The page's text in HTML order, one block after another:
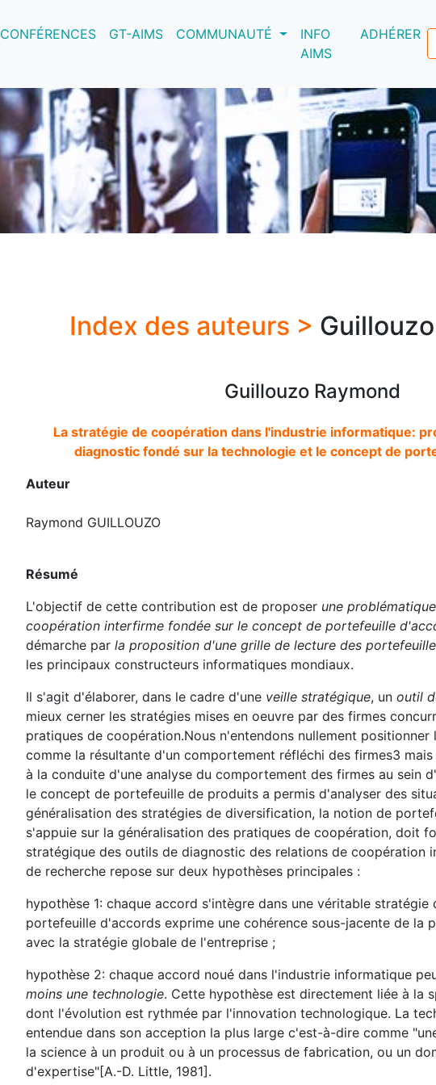
CONFÉRENCES GT-AIMS COMMUNAUTÉ
INFO
AIMS
ADHÉRER
Index des auteurs >
Guillouzo Raymond
La stratégie de coopération dans l'industrie informatique:
diagnostic fondé sur la technologie et le concept de
Auteur
Raymond GUILLOUZO
Résumé
L'objectif de cette contribution est de proposer une
coopération interfirme fondée sur le concept de portefeuille
démarche par la proposition d'une grille de lecture des
les principaux constructeurs informatiques mondiaux.
Il s'agit d'élaborer, dans le cadre d'une veille stratégique, un outil
mieux cerner les stratégies mises en oeuvre par des firmes
pratiques de coopération.Nous n'entendons nullement
comme la résultante d'un comportement réfléchi des firmes3
à la conduite d'une analyse du comportement des firmes au sein
le concept de portefeuille de produits a permis d'analyser des
généralisation des stratégies de diversification, la notion de
s'appuie sur la généralisation des pratiques de coopération, doit
stratégique des outils de diagnostic des relations de coopération
de recherche repose sur deux hypothèses principales :
hypothèse 1: chaque accord s'intègre dans une véritable stratégie
portefeuille d'accords exprime une cohérence sous-jacente de la
avec la stratégie globale de l'entreprise ;
hypothèse 2: chaque accord noué dans l'industrie informatique
moins une technologie. Cette hypothèse est directement liée à la
dont l'évolution est rythmée par l'innovation technologique. La
entendue dans son acception la plus large c'est-à-dire comme
la science à un produit ou à un processus de fabrication, ou un
d'expertise"[A.-D. Little, 1981].